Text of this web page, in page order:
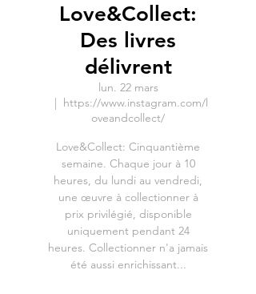
Love&Collect:
Des livres
délivrent
lun. 22 mars
  |
https://www.instagram.com/l
oveandcollect/
Love&Collect: Cinquantième
semaine. Chaque jour à 10
heures, du lundi au vendredi,
une œuvre à collectionner à
prix privilégié, disponible
uniquement pendant 24
heures. Collectionner n'a jamais
été aussi enrichissant...